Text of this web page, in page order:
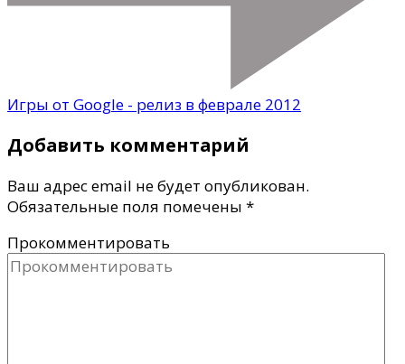
Игры от Google - релиз в феврале 2012
Добавить комментарий
Ваш адрес email не будет опубликован.
Обязательные поля помечены *
Прокомментировать